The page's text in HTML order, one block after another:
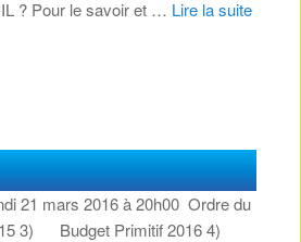
? Pour le savoir et … Lire la suite
21 mars 2016 à 20h00 Ordre du
3) Budget Primitif 2016 4)